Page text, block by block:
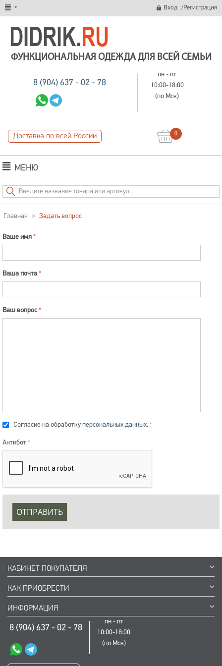
Вход /Регистрация
ФУНКЦИОНАЛЬНАЯ ОДЕЖДА ДЛЯ ВСЕЙ СЕМЬИ
8 (904) 637 - 02 - 78
пн - пт
10:00-18:00
(по Мск)
Доставка по всей России 0
МЕНЮ
Главная > Задать вопрос
Ваше имя
Ваша почта
Ваш вопрос
Согласие на обработку персональных данных.
Антибот
ОТПРАВИТЬ
КАБИНЕТ ПОКУПАТЕЛЯ
КАК ПРИОБРЕСТИ
ИНФОРМАЦИЯ
8 (904) 637 - 02 - 78
пн - пт
10:00-18:00
(по Мск)